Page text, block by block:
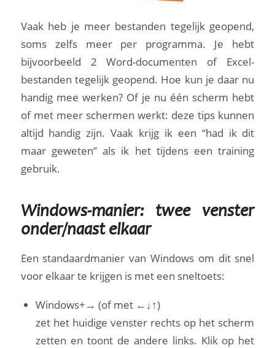
Vaak heb je meer bestanden tegelijk geopend,
soms zelfs meer per programma. Je hebt
bijvoorbeeld 2 Word-documenten of Excel-
bestanden tegelijk geopend. Hoe kun je daar nu
handig mee werken? Of je nu één scherm hebt
of met meer schermen werkt: deze tips kunnen
altijd handig zijn. Vaak krijg ik een “had ik dit
maar geweten” als ik het tijdens een training
gebruik.
Windows-manier: twee venster
onder/naast elkaar
Een standaardmanier van Windows om dit snel
voor elkaar te krijgen is met een sneltoets:
Windows+→ (of met ←↓↑)
zet het huidige venster rechts op het scherm
zetten en toont de andere links. Klik op het